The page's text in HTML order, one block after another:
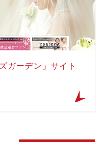
ガーデン」サイト